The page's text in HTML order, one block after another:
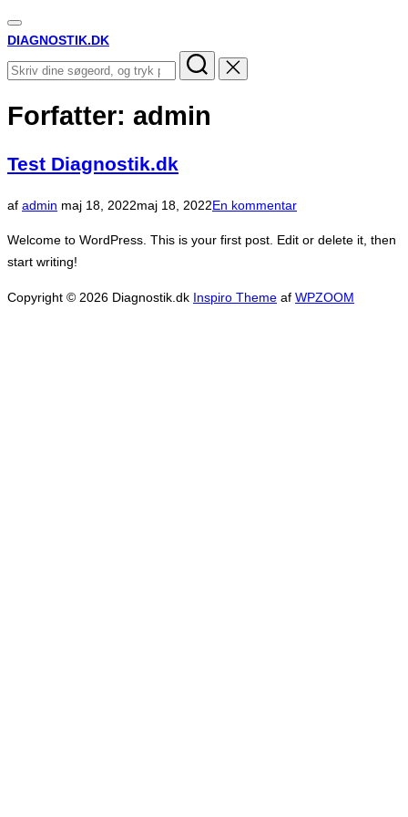
Slå
navigation
Videre
til
indhold
DIAGNOSTIK.DK
Søg
efter:
Forfatter: admin
Test Diagnostik.dk
af admin Udgivet
maj 18, 2022maj 18, 2022En kommentar
Welcome to WordPress. This is your first post. Edit or delete it, then
start writing!
Copyright © 2026 Diagnostik.dk Inspiro Theme af WPZOOM